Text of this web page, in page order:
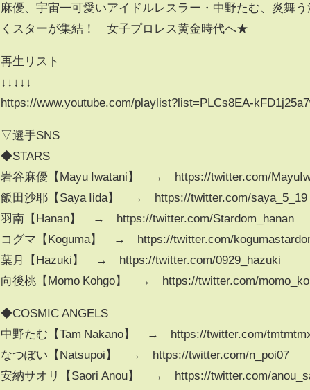
麻優、宇宙一可愛いアイドルレスラー・中野たむ、炎舞
くスターが集結！ 女子プロレス黄金時代へ★
再生リスト
↓↓↓↓↓
https://www.youtube.com/playlist?list=PLCs8EA-
▽選手SNS
◆STARS
岩谷麻優【Mayu Iwatani】 → https://twitter.com/
飯田沙耶【Saya Iida】 → https://twitter.com/saya_5_19
羽南【Hanan】 → https://twitter.com/Stardom_hanan
コグマ【Koguma】 → https://twitter.com/
葉月【Hazuki】 → https://twitter.com/0929_hazuki
向後桃【Momo Kohgo】 → https://twitter.com/
◆COSMIC ANGELS
中野たむ【Tam Nakano】 → https://twitter.com/
なつぽい【Natsupoi】 → https://twitter.com/n_poi07
安納サオリ【Saori Anou】 → https://twitter.com/